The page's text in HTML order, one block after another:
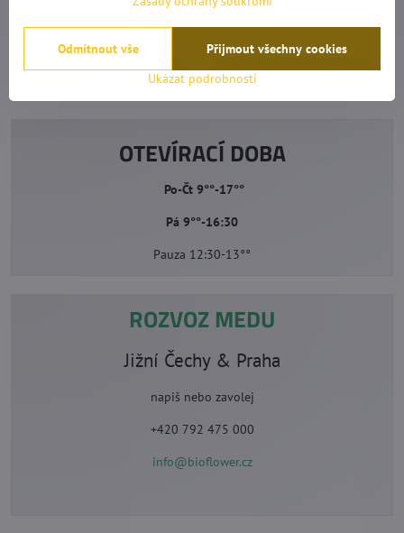
Skladem
1150 Kč
Do košíku
levandule a rozmarýny 2 Kg
Skladem
250 Kč
Do košíku
OTEVÍRACÍ DOBA
Po-Čt 9°°-17°°
Pá 9°°-16:30
Pauza 12:30-13°°
ROZVOZ MEDU
Jižní Čechy & Praha
napiš nebo zavolej
+420 792 475 000
info@bioflower.cz
Ukázat podrobnosti
Přijmout všechny cookies
Odmítnout vše